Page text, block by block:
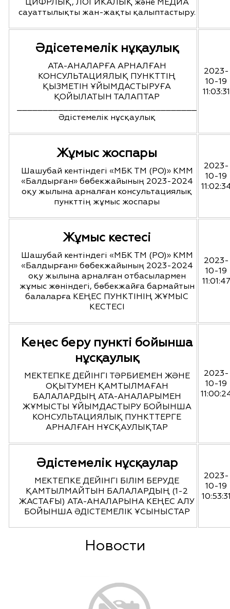
ЦИФРЛЫҚ, ЛОГИКАЛЫҚ және МЕДИА
сауаттылықты жан-жақты қалыптастыру.
Әдісетемелік нұқаулық
АТА-АНАЛАРҒА АРНАЛҒАН
КОНСУЛЬТАЦИЯЛЫҚ ПУНКТТІҢ
ҚЫЗМЕТІН ҰЙЫМДАСТЫРУҒА
ҚОЙЫЛАТЫН ТАЛАПТАР
Әдістемелік нұсқаулық
2023-
10-19
11:03:31
Жұмыс жоспары
Шашубай кентіндегі «МБК ТМ (РО)» КММ
«Балдырған» бөбекжайының 2023-2024
оқу жылына арналған консультациялық
пункттің жұмыс жоспары
2023-
10-19
Жұмыс кестесі
Шашубай кентіндегі «МБК ТМ (РО)» КММ
«Балдырған» бөбекжайының 2023-2024
оқу жылына арналған отбасылармен
жұмыс жөніндегі, бөбекжайға бармайтын
балаларға КЕҢЕС ПУНКТІНІҢ ЖҰМЫС
КЕСТЕСІ
2023-
10-19
11:01:47
Кеңес беру пункті бойынша
нұсқаулық
МЕКТЕПКЕ ДЕЙІНГІ ТӘРБИЕМЕН ЖӘНЕ
ОҚЫТУМЕН ҚАМТЫЛМАҒАН
БАЛАЛАРДЫҢ АТА-АНАЛАРЫМЕН
ЖҰМЫСТЫ ҰЙЫМДАСТЫРУ БОЙЫНША
КОНСУЛЬТАЦИЯЛЫҚ ПУНКТТЕРГЕ
АРНАЛҒАН НҰСҚАУЛЫҚТАР
2023-
10-19
Әдістемелік нұсқаулар
МЕКТЕПКЕ ДЕЙІНГІ БІЛІМ БЕРУДЕ
ҚАМТЫЛМАЙТЫН БАЛАЛАРДЫҢ (1-2
ЖАСТАҒЫ) АТА-АНАЛАРЫНА КЕҢЕС АЛУ
БОЙЫНША ӘДІСТЕМЕЛІК ҰСЫНЫСТАР
2023-
10-19
Новости